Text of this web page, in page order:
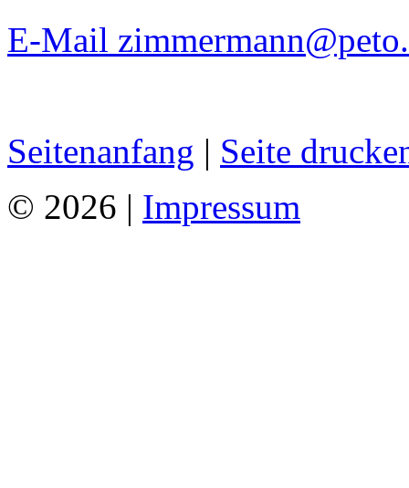
E-Mail
Seitenanfang | Seite
© 2026 | Impressum